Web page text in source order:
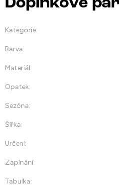
Kategorie:
Barva:
Materiál:
Opatek:
Sezóna:
Šířka:
Určení:
Zapínání:
Tabulka: